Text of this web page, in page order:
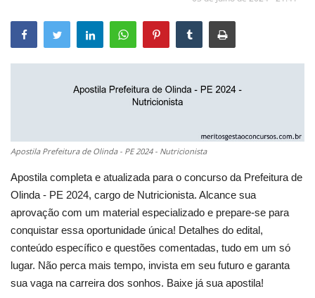
Apostila Prefeitura de Olinda - PE 2024 - Nutricionista
Apostila completa e atualizada para o concurso da Prefeitura de
Olinda - PE 2024, cargo de Nutricionista. Alcance sua
aprovação com um material especializado e prepare-se para
conquistar essa oportunidade única! Detalhes do edital,
conteúdo específico e questões comentadas, tudo em um só
lugar. Não perca mais tempo, invista em seu futuro e garanta
sua vaga na carreira dos sonhos. Baixe já sua apostila!